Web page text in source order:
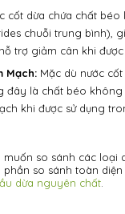
cốt dừa chứa chất
chuỗi trung bình),
trợ giảm cân khi được
Mạch: Mặc dù nước
đây là chất béo
khi được sử dụng
so sánh các loại
so sánh toàn
dừa nguyên chất